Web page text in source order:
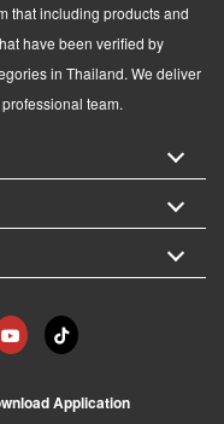
that including products and
have been verified by
in Thailand. We deliver
team.
Application